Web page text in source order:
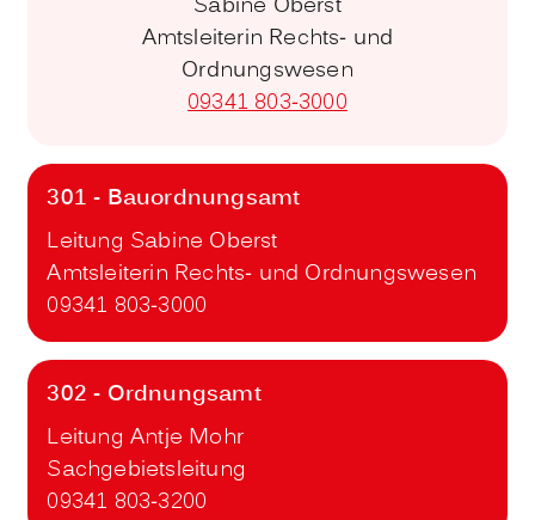
Amtsleiterin Rechts- und
Ordnungswesen
09341 803-3000
301 - Bauordnungsamt
Leitung Sabine Oberst
Amtsleiterin Rechts- und Ordnungswesen
09341 803-3000
302 - Ordnungsamt
Leitung Antje Mohr
Sachgebietsleitung
09341 803-3200